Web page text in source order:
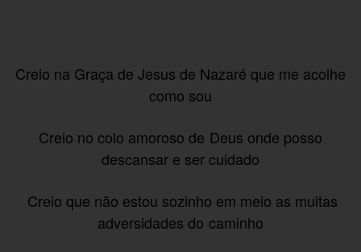
Creio na Graça de Jesus de Nazaré que me acolhe
como sou
Creio no colo amoroso de Deus onde posso
descansar e ser cuidado
Creio que não estou sozinho em meio as muitas
adversidades do caminho